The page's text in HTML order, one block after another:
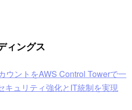
ィングス
ウントをAWS Control Towerで一
ュリティ強化とIT統制を実現